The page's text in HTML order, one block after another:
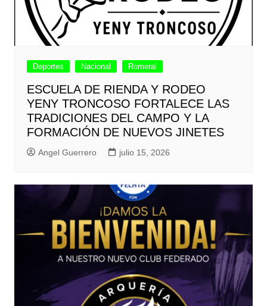
Deportes Nacional Romeral
ESCUELA DE RIENDA Y RODEO
YENY TRONCOSO FORTALECE LAS
TRADICIONES DEL CAMPO Y LA
FORMACIÓN DE NUEVOS JINETES
Angel Guerrero julio 15, 2026